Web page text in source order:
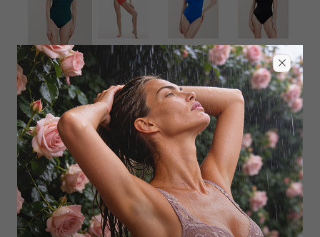
Определить размер
Наличие в магазинах
Добавитьв корзину
Добавить в избранное